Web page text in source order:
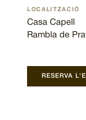
LOCALITZACIÓ
Casa Capell
Rambla de
RESERVA